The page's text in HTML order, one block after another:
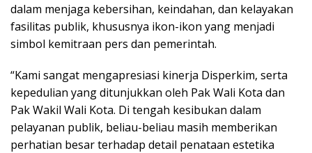
dalam menjaga kebersihan, keindahan, dan kelayakan
fasilitas publik, khususnya ikon-ikon yang menjadi
simbol kemitraan pers dan pemerintah.
“Kami sangat mengapresiasi kinerja Disperkim, serta
kepedulian yang ditunjukkan oleh Pak Wali Kota dan
Pak Wakil Wali Kota. Di tengah kesibukan dalam
pelayanan publik, beliau-beliau masih memberikan
perhatian besar terhadap detail penataan estetika